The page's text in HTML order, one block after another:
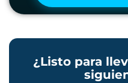
¿Listo para